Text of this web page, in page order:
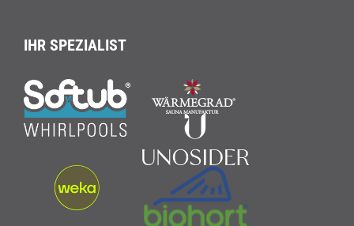
IHR SPEZIALIST